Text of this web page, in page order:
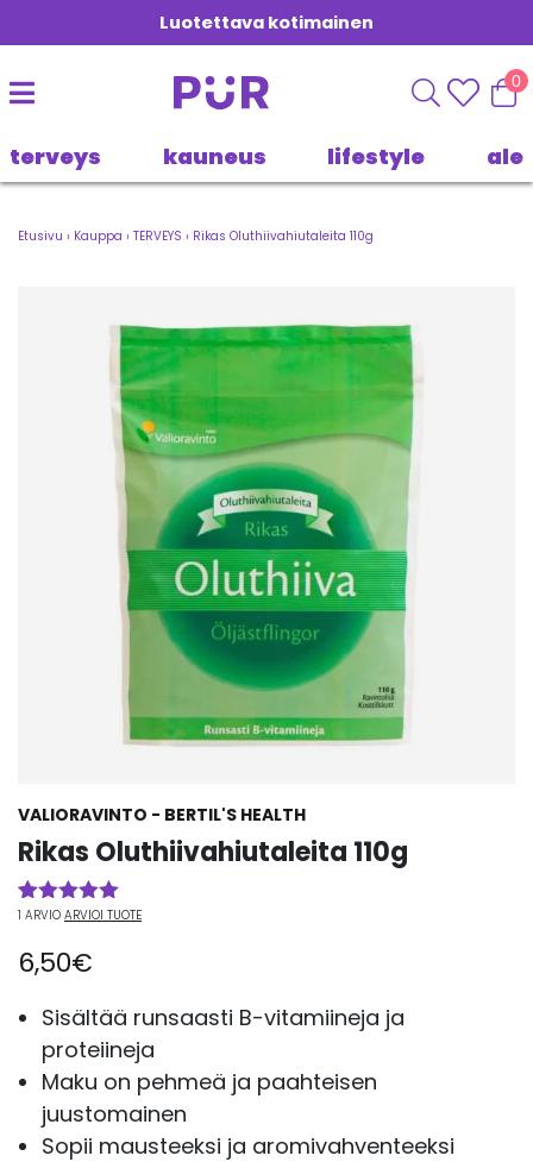
Luotettava kotimainen
0
terveys kauneus lifestyle ale
Etusivu › Kauppa › TERVEYS › Rikas Oluthiivahiutaleita 110g
VALIORAVINTO - BERTIL'S HEALTH
Rikas Oluthiivahiutaleita 110g
Arvio5.00
perustuen
1
asiakkaan
1 ARVIO ARVIOI TUOTE
6,50€
Sisältää runsaasti B-vitamiineja ja
proteiineja
Maku on pehmeä ja paahteisen
juustomainen
Sopii mausteeksi ja aromivahventeeksi